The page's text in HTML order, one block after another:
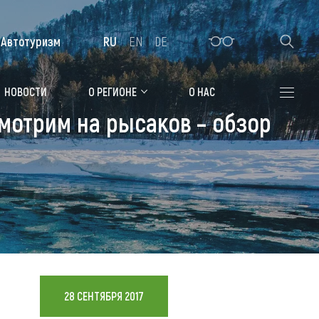
Алтайская зимовка
Где остановиться
Санатории
Гостиницы, отели
Коттеджи, базы
Сельские усадьбы
Мотели, придорожные отели
НОВОСТИ О РЕГИОНЕ О НАС
Автотуризм RU EN DE
на рысаков – обзор
28 СЕНТЯБРЯ 2017